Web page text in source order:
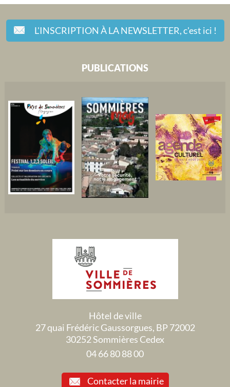
L'INSCRIPTION À LA NEWSLETTER,c'est ici !
PUBLICATIONS
Hôtel de ville
27 quai Frédéric Gaussorgues, BP 72002
30252 Sommières Cedex
04 66 80 88 00
Contacter la mairie